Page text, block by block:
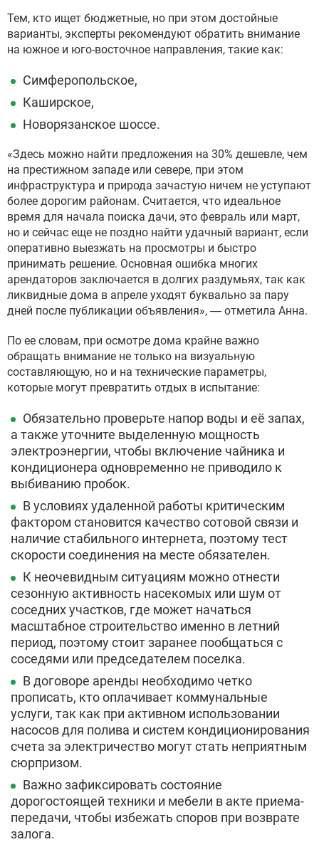
Тем, кто ищет бюджетные, но при этом достойные
варианты, эксперты рекомендуют обратить внимание
на южное и юго-восточное направления, такие как:
Симферопольское,
Каширское,
Новорязанское шоссе.
«Здесь можно найти предложения на 30% дешевле, чем
на престижном западе или севере, при этом
инфраструктура и природа зачастую ничем не уступают
более дорогим районам. Считается, что идеальное
время для начала поиска дачи, это февраль или март,
но и сейчас еще не поздно найти удачный вариант, если
оперативно выезжать на просмотры и быстро
принимать решение. Основная ошибка многих
арендаторов заключается в долгих раздумьях, так как
ликвидные дома в апреле уходят буквально за пару
дней после публикации объявления», — отметила Анна.
По ее словам, при осмотре дома крайне важно
обращать внимание не только на визуальную
составляющую, но и на технические параметры,
которые могут превратить отдых в испытание:
Обязательно проверьте напор воды и её запах,
а также уточните выделенную мощность
электроэнергии, чтобы включение чайника и
кондиционера одновременно не приводило к
выбиванию пробок.
В условиях удаленной работы критическим
фактором становится качество сотовой связи и
наличие стабильного интернета, поэтому тест
скорости соединения на месте обязателен.
К неочевидным ситуациям можно отнести
сезонную активность насекомых или шум от
соседних участков, где может начаться
масштабное строительство именно в летний
период, поэтому стоит заранее пообщаться с
соседями или председателем поселка.
В договоре аренды необходимо четко
прописать, кто оплачивает коммунальные
услуги, так как при активном использовании
насосов для полива и систем кондиционирования
счета за электричество могут стать неприятным
сюрпризом.
Важно зафиксировать состояние
дорогостоящей техники и мебели в акте приема-
передачи, чтобы избежать споров при возврате
залога.